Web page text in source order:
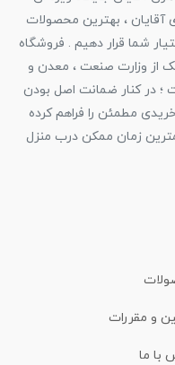
آقایان ، بهترین محصولات
شما قرار دهیم . فروشگاه
از وزارت صنعت ، معدن و
؛ در کنار ضمانت اصل بودن
مطمئن را فراهم کرده
زمان ممکن درب منزل
و مقررات
با ما